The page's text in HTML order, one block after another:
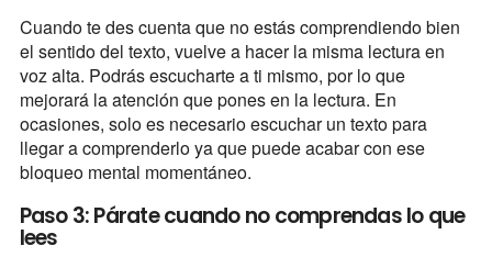
Cuando te des cuenta que no estás comprendiendo bien
el sentido del texto, vuelve a hacer la misma lectura en
voz alta. Podrás escucharte a ti mismo, por lo que
mejorará la atención que pones en la lectura. En
ocasiones, solo es necesario escuchar un texto para
llegar a comprenderlo ya que puede acabar con ese
bloqueo mental momentáneo.
Paso 3: Párate cuando no comprendas lo que
lees